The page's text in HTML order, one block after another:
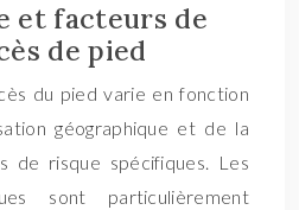
et facteurs de
de pied
du pied varie en fonction
géographique et de la
de risque spécifiques. Les
sont particulièrement